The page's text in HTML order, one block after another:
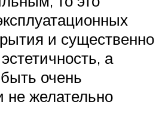
и существенно
а
очень
не желательно